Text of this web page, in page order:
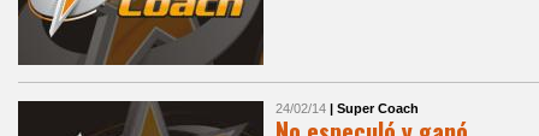
24/02/14 | Super Coach